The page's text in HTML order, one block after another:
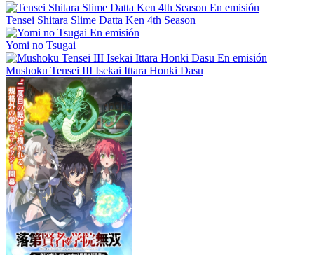
En emisión
Tensei Shitara Slime Datta Ken 4th Season
En emisión
Yomi no Tsugai
En emisión
Mushoku Tensei III Isekai Ittara Honki Dasu